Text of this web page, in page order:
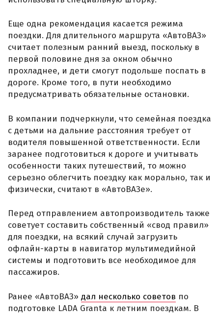
Еще одна рекомендация касается режима
поездки. Для длительного маршрута «АвтоВАЗ»
считает полезным ранний выезд, поскольку в
первой половине дня за окном обычно
прохладнее, и дети смогут подольше поспать в
дороге. Кроме того, в пути необходимо
предусматривать обязательные остановки.
В компании подчеркнули, что семейная поездка
с детьми на дальние расстояния требует от
водителя повышенной ответственности. Если
заранее подготовиться к дороге и учитывать
особенности таких путешествий, то можно
серьезно облегчить поездку как морально, так и
физически, считают в «АвтоВАЗе».
Перед отправлением автопроизводитель также
советует составить собственный «свод правил»
для поездки, на всякий случай загрузить
офлайн-карты в навигатор мультимедийной
системы и подготовить все необходимое для
пассажиров.
Ранее «АвтоВАЗ» дал несколько советов по
подготовке LADA Granta к летним поездкам. В